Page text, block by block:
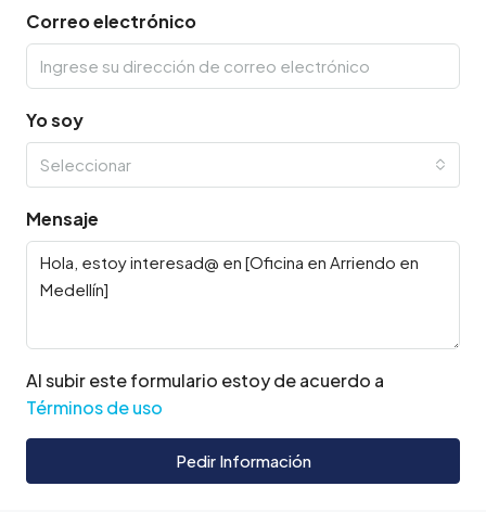
Correo electrónico
Yo soy
Seleccionar
Mensaje
Al subir este formulario estoy de acuerdo a
Términos de uso
Pedir Información